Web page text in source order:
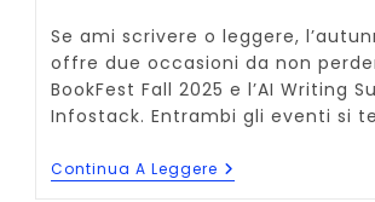
Se ami scrivere o leggere,
offre due occasioni da non
BookFest Fall 2025 e l’AI Writing
Infostack. Entrambi gli eventi si
Continua A Leggere Eventi
Per